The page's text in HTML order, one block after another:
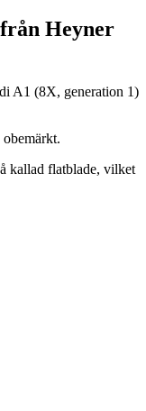
Heyner
A1 (8X, generation 1)
kallad flatblade, vilket